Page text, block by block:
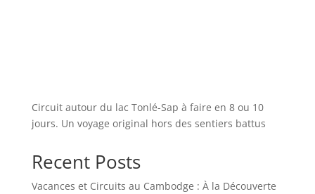
Circuit autour du lac Tonlé-Sap à faire en 8 ou 10
jours. Un voyage original hors des sentiers battus
Recent Posts
Vacances et Circuits au Cambodge : À la Découverte